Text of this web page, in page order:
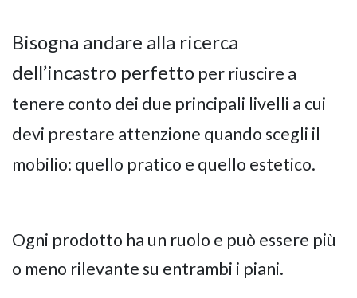
Bisogna andare alla ricerca
dell’incastro perfetto per riuscire a
tenere conto dei due principali livelli a cui
devi prestare attenzione quando scegli il
mobilio: quello pratico e quello estetico.
Ogni prodotto ha un ruolo e può essere più
o meno rilevante su entrambi i piani.